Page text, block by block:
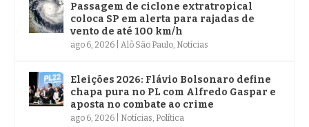
Passagem de ciclone extratropical
coloca SP em alerta para rajadas de
vento de até 100 km/h
ago 6, 2026 |Alô São Paulo, Notícias
Eleições 2026: Flávio Bolsonaro define
chapa pura no PL com Alfredo Gaspar e
aposta no combate ao crime
ago 6, 2026 Notícias, Política